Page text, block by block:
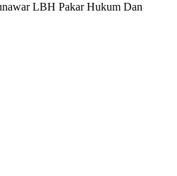
LBH Pakar Hukum Dan